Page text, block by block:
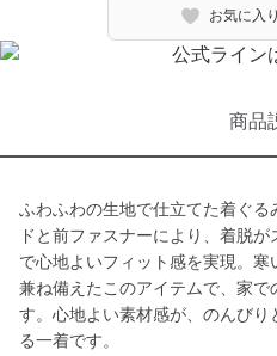
お気に入
商品
ふわふわの生地で仕立てた着ぐ
ドと前ファスナーにより、着脱
で心地よいフィット感を実現。
兼ね備えたこのアイテムで、家で
す。心地よい素材感が、のんび
る一着です。